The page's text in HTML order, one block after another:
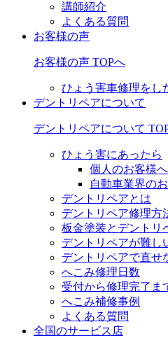
講師紹介
よくある質問
お客様の声
お客様の声 TOPへ
ひょう害車修理をし
デントリペアについて
デントリペアについて
ひょう害にあったら
個人のお客様へ
自動車業界の
デントリペアとは
デントリペア修理方
板金塗装とデントリ
デントリペアが難し
デントリペアで直せ
へこみ修理日数
受付から修理完了ま
へこみ補修事例
よくある質問
全国のサービス店